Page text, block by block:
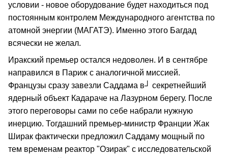
условии - новое оборудование будет находиться под
постоянным контролем Международного агентства по
атомной энергии (МАГАТЭ). Именно этого Багдад
всячески не желал.
Иракский премьер остался недоволен. И в сентябре
направился в Париж с аналогичной миссией.
Французы сразу завезли Саддама в┘ секретнейший
ядерный объект Кадараче на Лазурном берегу. После
этого переговоры сами по себе набрали нужную
инерцию. Тогдашний премьер-министр Франции Жак
Ширак фактически предложил Саддаму мощный по
тем временам реактор "Озирак" с исследовательской